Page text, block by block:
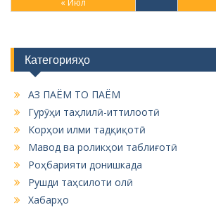
Категорияҳо
АЗ ПАЁМ ТО ПАЁМ
Гурӯҳи таҳлилӣ-иттилоотӣ
Корҳои илми тадқиқотӣ
Мавод ва роликҳои таблиғотӣ
Роҳбарияти донишкада
Рушди таҳсилоти олӣ
Хабарҳо